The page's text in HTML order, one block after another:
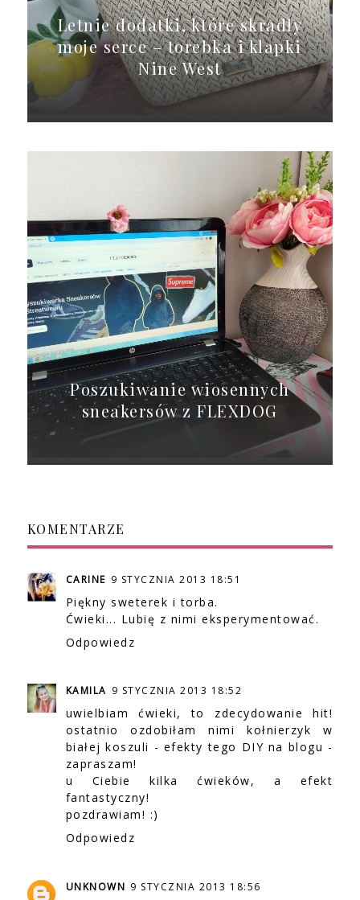
Letnie dodatki, które skradły
moje serce – torebka i klapki
Nine West
Poszukiwanie wiosennych
sneakersów z FLEXDOG
KOMENTARZE
CARINE 9 STYCZNIA 2013 18:51
Piękny sweterek i torba.
Ćwieki... Lubię z nimi eksperymentować.
Odpowiedz
KAMILA 9 STYCZNIA 2013 18:52
uwielbiam ćwieki, to zdecydowanie hit!
ostatnio ozdobiłam nimi kołnierzyk w
białej koszuli - efekty tego DIY na blogu -
zapraszam!
u Ciebie kilka ćwieków, a efekt
fantastyczny!
pozdrawiam! :)
Odpowiedz
UNKNOWN 9 STYCZNIA 2013 18:56